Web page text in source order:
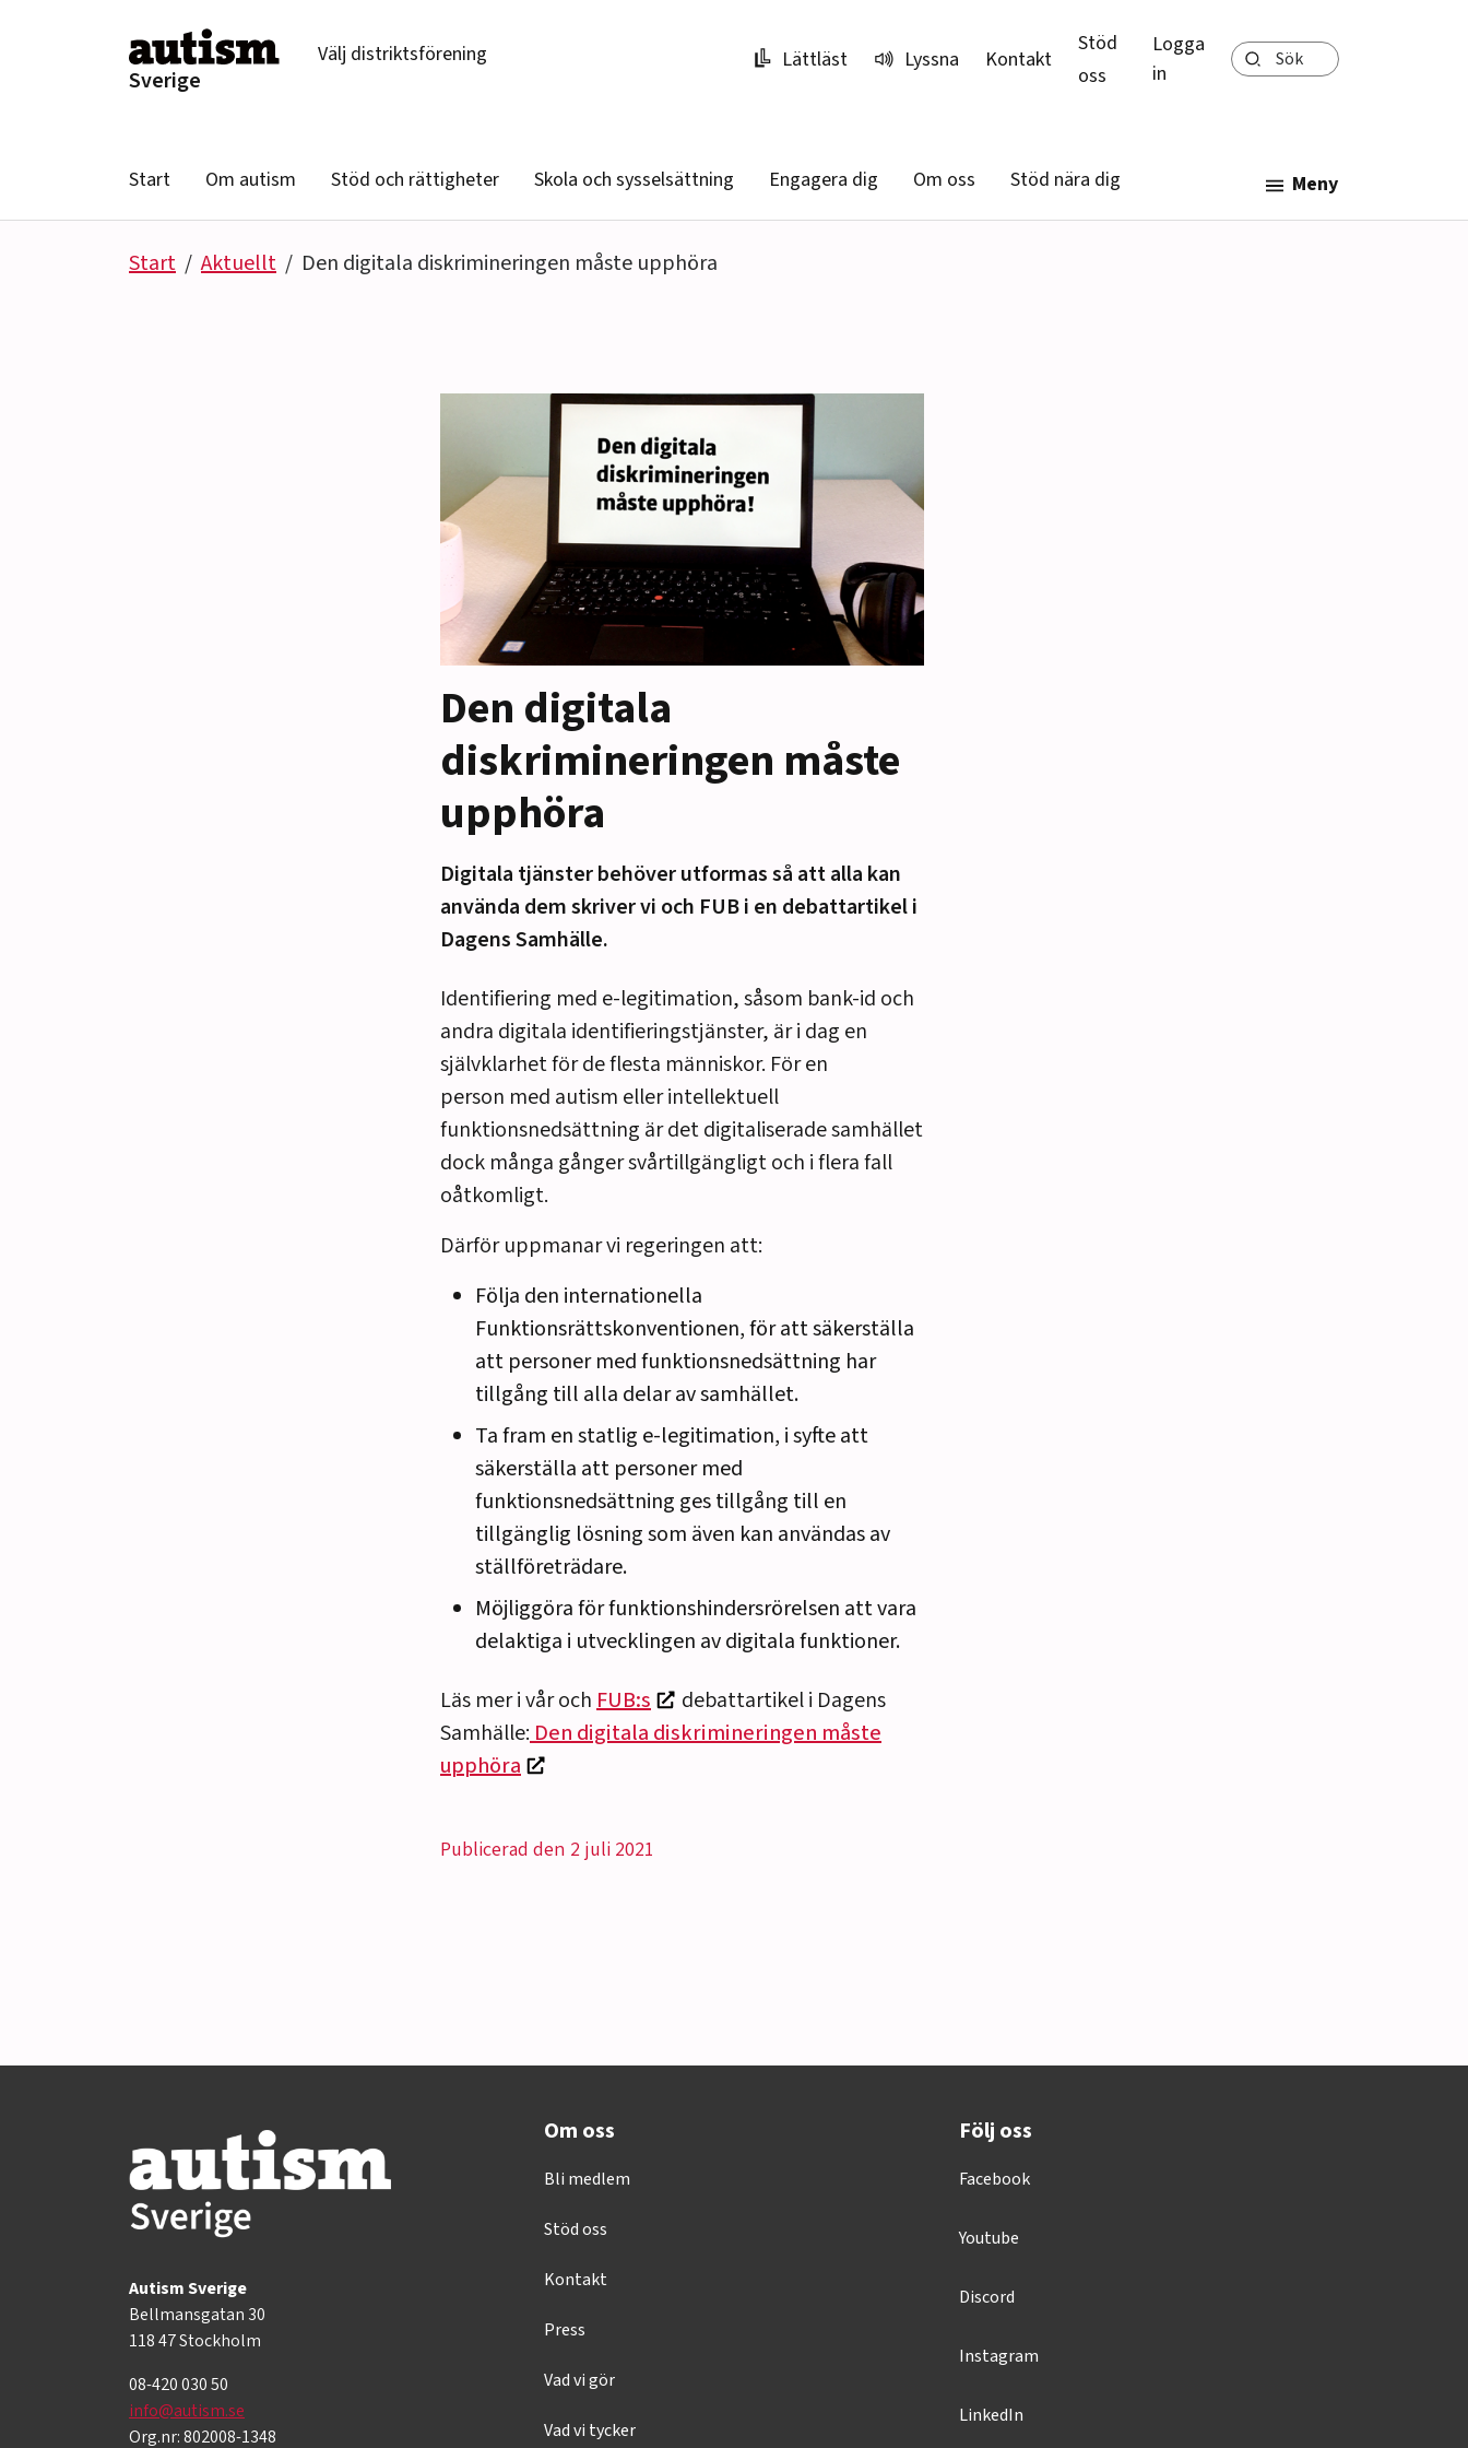
Sverige
Välj distriktsförening Lättläst Lyssna Kontakt
Stöd
oss
Logga
in
Sök
Start Om autism Stöd och rättigheter Skola och sysselsättning Engagera dig Om oss Stöd nära dig Meny
Start Aktuellt Den digitala diskrimineringen måste upphöra
Den digitala
diskrimineringen måste
upphöra
Digitala tjänster behöver utformas så att alla kan
använda dem skriver vi och FUB i en debattartikel i
Dagens Samhälle.
Identifiering med e-legitimation, såsom bank-id och
andra digitala identifieringstjänster, är i dag en
självklarhet för de flesta människor. För en
person med autism eller intellektuell
funktionsnedsättning är det digitaliserade samhället
dock många gånger svårtillgängligt och i flera fall
oåtkomligt.
Därför uppmanar vi regeringen att:
Följa den internationella
Funktionsrättskonventionen, för att säkerställa
att personer med funktionsnedsättning har
tillgång till alla delar av samhället.
Ta fram en statlig e-legitimation, i syfte att
säkerställa att personer med
funktionsnedsättning ges tillgång till en
tillgänglig lösning som även kan användas av
ställföreträdare.
Möjliggöra för funktionshindersrörelsen att vara
delaktiga i utvecklingen av digitala funktioner.
Läs mer i vår ochFUB:s
debattartikel i Dagens
Samhälle:Den digitala diskrimineringen måste
upphöra
Publicerad den 2 juli 2021
Autism Sverige
Bellmansgatan 30
118 47 Stockholm
08-420 030 50
info@autism.se
Org.nr: 802008-1348
Om oss
Bli medlem
Stöd oss
Kontakt
Press
Vad vi gör
Vad vi tycker
Följ oss
Facebook
Youtube
Discord
Instagram
LinkedIn